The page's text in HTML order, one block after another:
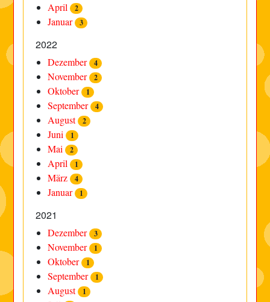
April 2
Januar 3
2022
Dezember 4
November 2
Oktober 1
September 4
August 2
Juni 1
Mai 2
April 1
März 4
Januar 1
2021
Dezember 3
November 1
Oktober 1
September 1
August 1